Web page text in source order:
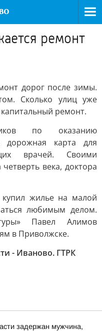
ремонт
дорог после зимы.
Сколько улиц уже
ремонт.
по оказанию
дорожная карта для
врачей. Своими
века, доктора
жилье на малой
любимым делом.
Павел Алимов
в Приволжске.
- Иваново. ГТРК
задержан мужчина,